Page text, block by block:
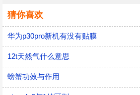
猜你喜欢
华为p30pro新机有没有贴膜
12t天然气什么意思
螃蟹功效与作用